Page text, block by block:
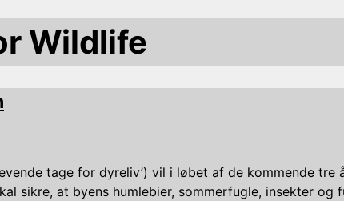
Wildlife
tage for dyreliv’) vil i løbet af de kommende
sikre, at byens humlebier, sommerfugle, insekter